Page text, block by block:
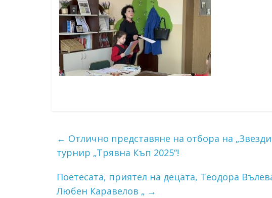
← Отлично представяне на отбора на
турнир „Трявна Къп 2025“!
Поетесата, приятел на децата, Теодора
Любен Каравелов „ →